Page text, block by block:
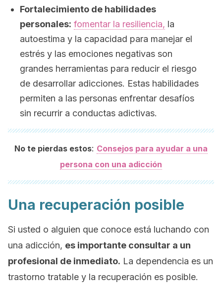
Fortalecimiento de habilidades
personales: fomentar la resiliencia, la
autoestima y la capacidad para manejar el
estrés y las emociones negativas son
grandes herramientas para reducir el riesgo
de desarrollar adicciones. Estas habilidades
permiten a las personas enfrentar desafíos
sin recurrir a conductas adictivas.
No te pierdas estos: Consejos para ayudar a una
persona con una adicción
Una recuperación posible
Si usted o alguien que conoce está luchando con
una adicción, es importante consultar a un
profesional de inmediato. La dependencia es un
trastorno tratable y la recuperación es posible.